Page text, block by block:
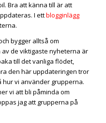
Bra att känna till är att
I ettblogginlägg
bygger alltså om
de viktigaste nyheterna är
till det vanliga flödet,
den här uppdateringen tror
hur vi använder grupperna.
vi att bli påminda om
jag att grupperna på